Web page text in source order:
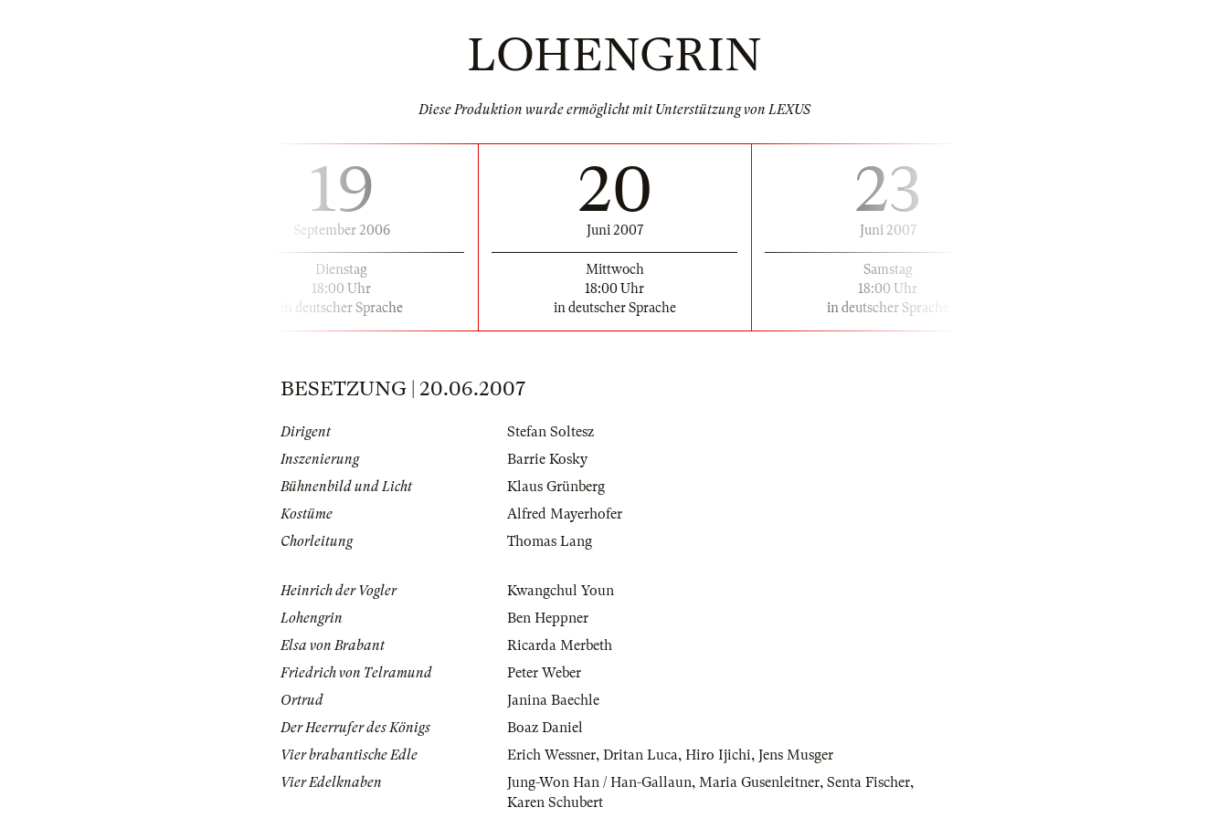
LOHENGRIN
Diese Produktion wurde ermöglicht mit Unterstützung von LEXUS
19
September 2006
Dienstag
18:00 Uhr
in deutscher Sprache
20
Juni 2007
Mittwoch
18:00 Uhr
in deutscher Sprache
23
Juni 2007
Samstag
18:00 Uhr
in deutscher Sprache
BESETZUNG | 20.06.2007
Dirigent
Stefan Soltesz
Inszenierung
Barrie Kosky
Bühnenbild und Licht
Klaus Grünberg
Kostüme
Alfred Mayerhofer
Chorleitung
Thomas Lang
Heinrich der Vogler
Kwangchul Youn
Lohengrin
Ben Heppner
Elsa von Brabant
Ricarda Merbeth
Friedrich von Telramund
Peter Weber
Ortrud
Janina Baechle
Der Heerrufer des Königs
Boaz Daniel
Vier brabantische Edle
Erich Wessner, Dritan Luca, Hiro Ijichi, Jens Musger
Vier Edelknaben
Jung-Won Han / Han-Gallaun, Maria Gusenleitner, Senta Fischer,
Karen Schubert